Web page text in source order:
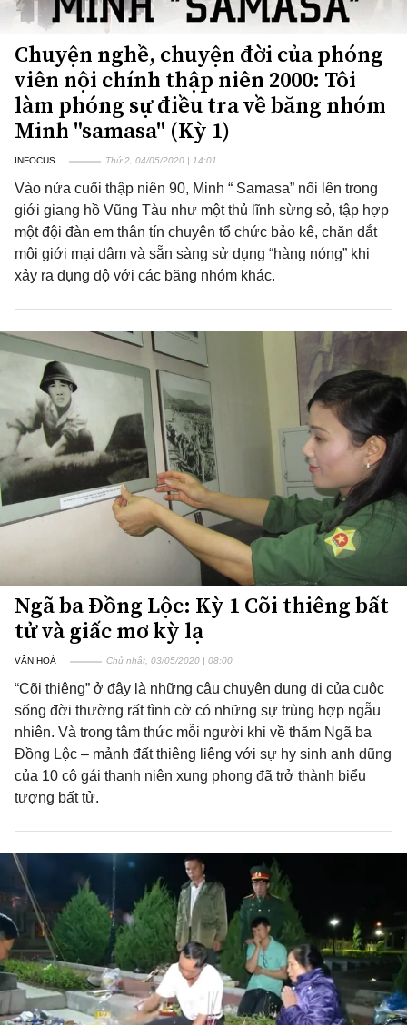
Chuyện nghề, chuyện đời của phóng
viên nội chính thập niên 2000: Tôi
làm phóng sự điều tra về băng nhóm
Minh "samasa" (Kỳ 1)
INFOCUS Thứ 2, 04/05/2020 | 14:01
Vào nửa cuối thập niên 90, Minh “ Samasa” nổi lên trong
giới giang hồ Vũng Tàu như một thủ lĩnh sừng sỏ, tập hợp
một đội đàn em thân tín chuyên tổ chức bảo kê, chăn dắt
môi giới mại dâm và sẵn sàng sử dụng “hàng nóng” khi
xảy ra đụng độ với các băng nhóm khác.
Ngã ba Đồng Lộc: Kỳ 1 Cõi thiêng bất
tử và giấc mơ kỳ lạ
VĂN HOÁ Chủ nhật, 03/05/2020 | 08:00
“Cõi thiêng” ở đây là những câu chuyện dung dị của cuộc
sống đời thường rất tình cờ có những sự trùng hợp ngẫu
nhiên. Và trong tâm thức mỗi người khi về thăm Ngã ba
Đồng Lộc – mảnh đất thiêng liêng với sự hy sinh anh dũng
của 10 cô gái thanh niên xung phong đã trở thành biểu
tượng bất tử.